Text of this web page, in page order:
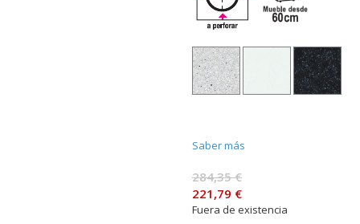
Saber más
284,35 €
221,79 €
Fuera de existencia